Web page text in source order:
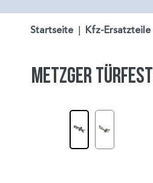
Startseite Kfz-Ersatzteile
METZGER